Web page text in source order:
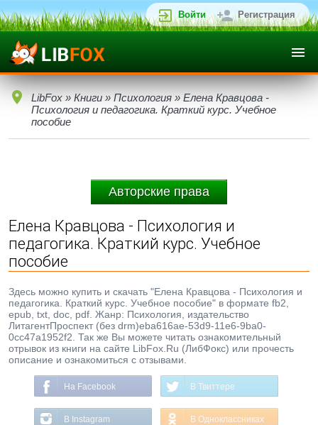
Войти Регистрация
LibFox » Книги » Психология » Елена Кравцова -
Психология и педагогика. Краткий курс. Учебное
пособие
Авторские права
Елена Кравцова - Психология и
педагогика. Краткий курс. Учебное
пособие
Здесь можно купить и скачать "Елена Кравцова - Психология и
педагогика. Краткий курс. Учебное пособие" в формате fb2,
epub, txt, doc, pdf. Жанр: Психология, издательство
ЛитагентПроспект (без drm)eba616ae-53d9-11e6-9ba0-
0cc47a1952f2. Так же Вы можете читать ознакомительный
отрывок из книги на сайте LibFox.Ru (ЛибФокс) или прочесть
описание и ознакомиться с отзывами.
На Facebook В Твиттере
В Instagram В Одноклассниках